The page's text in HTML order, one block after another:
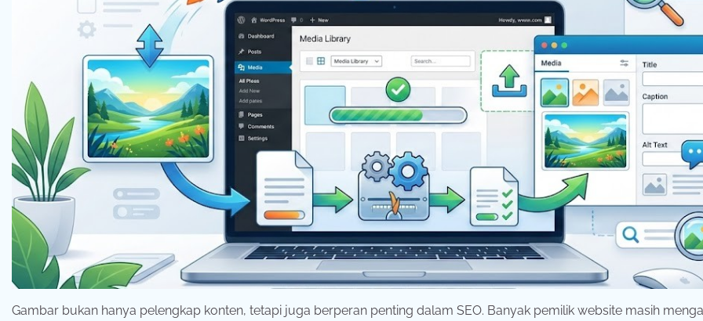
Gambar bukan hanya pelengkap konten, tetapi juga berperan penting dalam SEO. Banyak pemilik website masih